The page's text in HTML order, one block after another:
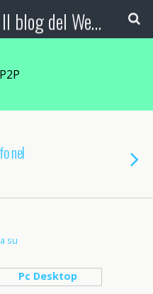
Booking Blog™ - Il blog del Web Marketing Turistico
nel
su
Pc Desktop